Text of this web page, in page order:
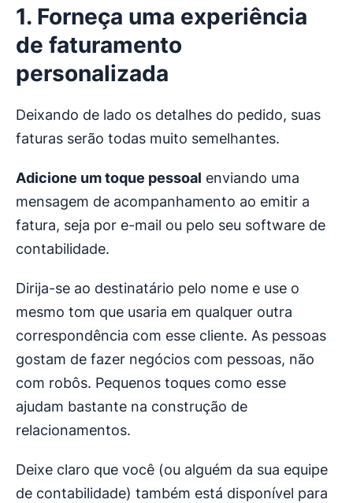
1. Forneça uma experiência
de faturamento
personalizada
Deixando de lado os detalhes do pedido, suas
faturas serão todas muito semelhantes.
Adicione um toque pessoal enviando uma
mensagem de acompanhamento ao emitir a
fatura, seja por e-mail ou pelo seu software de
contabilidade.
Dirija-se ao destinatário pelo nome e use o
mesmo tom que usaria em qualquer outra
correspondência com esse cliente. As pessoas
gostam de fazer negócios com pessoas, não
com robôs. Pequenos toques como esse
ajudam bastante na construção de
relacionamentos.
Deixe claro que você (ou alguém da sua equipe
de contabilidade) também está disponível para